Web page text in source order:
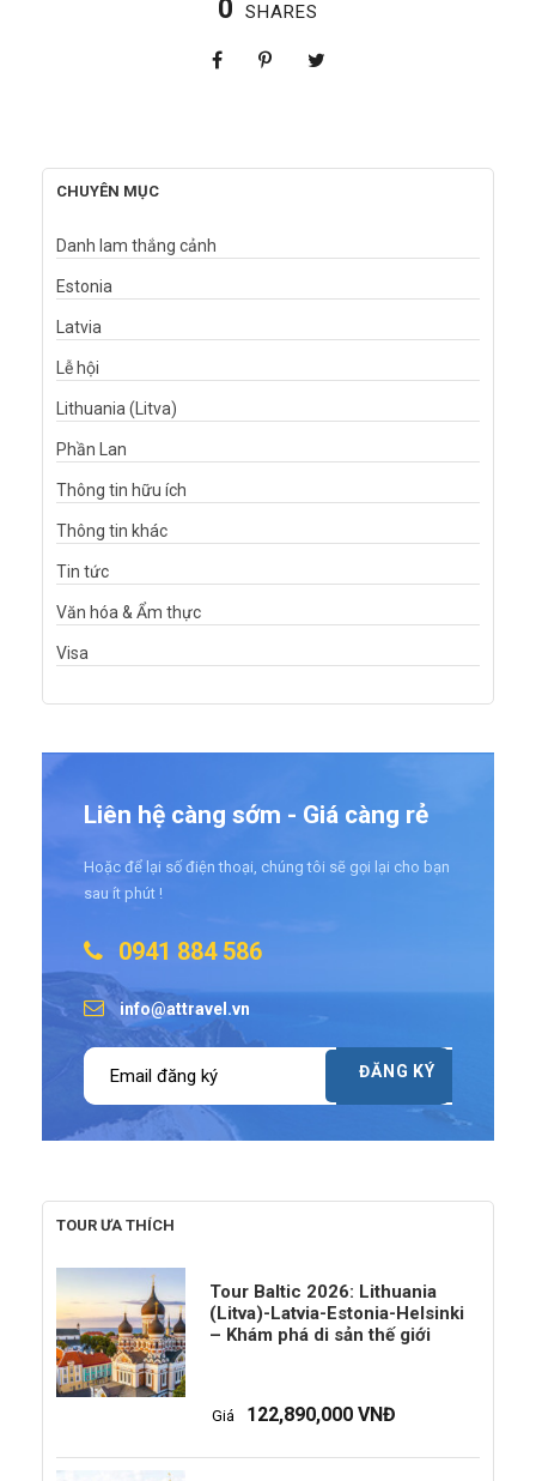
0 SHARES
CHUYÊN MỤC
Danh lam thắng cảnh
Estonia
Latvia
Lễ hội
Lithuania (Litva)
Phần Lan
Thông tin hữu ích
Thông tin khác
Tin tức
Văn hóa & Ẩm thực
Visa
Liên hệ càng sớm - Giá càng rẻ
Hoặc để lại số điện thoại, chúng tôi sẽ gọi lại cho bạn
sau ít phút !
0941 884 586
info@attravel.vn
TOUR ƯA THÍCH
Tour Baltic 2026: Lithuania
(Litva)-Latvia-Estonia-Helsinki
– Khám phá di sản thế giới
Giá 122,890,000 VNĐ